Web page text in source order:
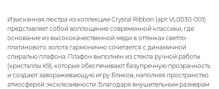
Изысканная люстра из коллекции Crystal Ribbon (арт. VL0030-001)
представляет собой воплощение современной классики, где
основание из высококачественной меди в оттенках светло-
платинового золота гармонично сочетается с динамичной
спиралью плафона. Плафон выполнен из стекла ручной работы
(кристаллы K9), которые обеспечивают безупречную прозрачность
и создают завораживающую игру бликов, наполняя пространство
атмосферой эксклюзивности. Благодаря внушительным размерам